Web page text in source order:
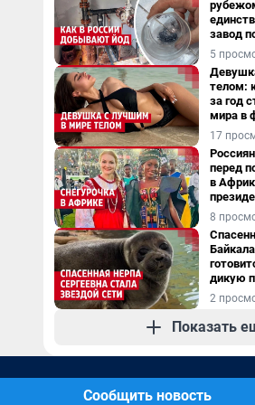
завод
Видео
5
телом:
за год
мира в
видео
17
перед
в
8
дикую
2
Показать
Сообщить новость